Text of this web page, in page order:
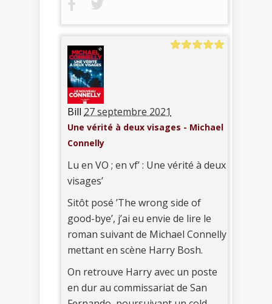
Bill 27 septembre 2021
Une vérité à deux visages - Michael
Connelly
Lu en VO ; en vf’ : Une vérité à deux
visages’
Sitôt posé ’The wrong side of
good-bye’, j’ai eu envie de lire le
roman suivant de Michael Connelly
mettant en scène Harry Bosh.
On retrouve Harry avec un poste
en dur au commissariat de San